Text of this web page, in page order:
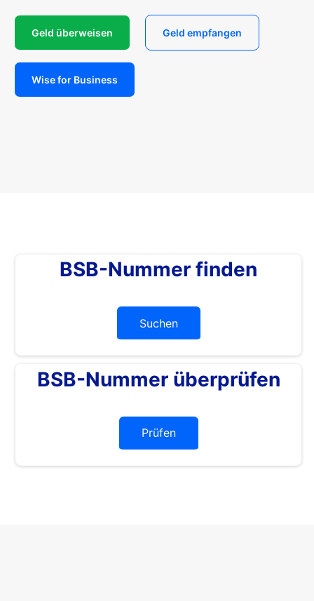
Geld überweisen Geld empfangen
Wise for Business
BSB-Nummer finden
Suchen
BSB-Nummer überprüfen
Prüfen